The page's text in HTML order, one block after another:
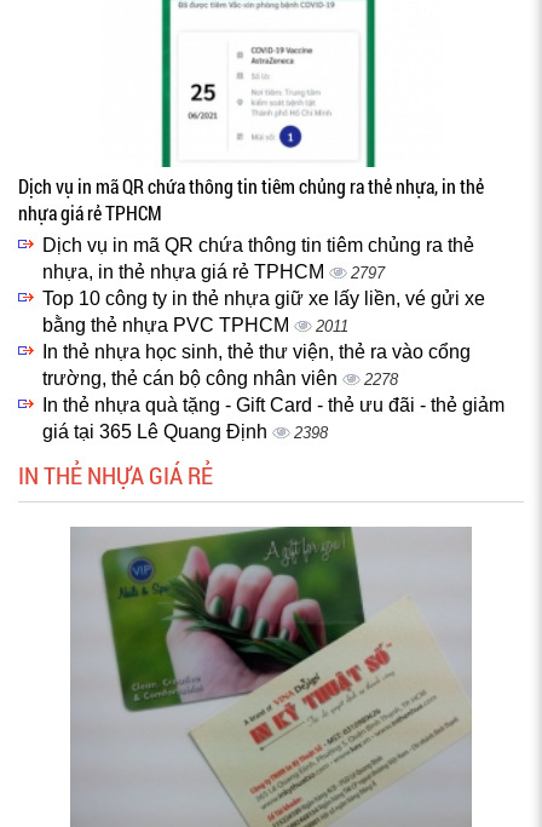
Dịch vụ in mã QR chứa thông tin tiêm chủng ra thẻ nhựa, in thẻ
nhựa giá rẻ TPHCM
Dịch vụ in mã QR chứa thông tin tiêm chủng ra thẻ
nhựa, in thẻ nhựa giá rẻ TPHCM
2797
Top 10 công ty in thẻ nhựa giữ xe lấy liền, vé gửi xe
bằng thẻ nhựa PVC TPHCM
2011
In thẻ nhựa học sinh, thẻ thư viện, thẻ ra vào cổng
trường, thẻ cán bộ công nhân viên
2278
In thẻ nhựa quà tặng - Gift Card - thẻ ưu đãi - thẻ giảm
giá tại 365 Lê Quang Định
2398
IN THẺ NHỰA GIÁ RẺ